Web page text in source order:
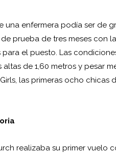
una enfermera podía ser de
prueba de tres meses con
el puesto. Las
de 1,60 metros y pesar
las primeras ocho
realizaba su primer